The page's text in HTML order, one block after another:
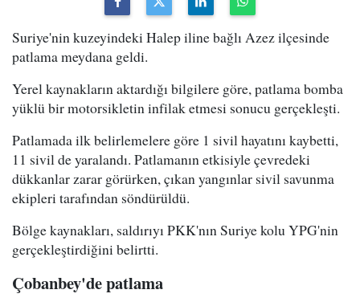
Suriye'nin kuzeyindeki Halep iline bağlı Azez ilçesinde
patlama meydana geldi.
Yerel kaynakların aktardığı bilgilere göre, patlama bomba
yüklü bir motorsikletin infilak etmesi sonucu gerçekleşti.
Patlamada ilk belirlemelere göre 1 sivil hayatını kaybetti,
11 sivil de yaralandı. Patlamanın etkisiyle çevredeki
dükkanlar zarar görürken, çıkan yangınlar sivil savunma
ekipleri tarafından söndürüldü.
Bölge kaynakları, saldırıyı PKK'nın Suriye kolu YPG'nin
gerçekleştirdiğini belirtti.
Çobanbey'de patlama